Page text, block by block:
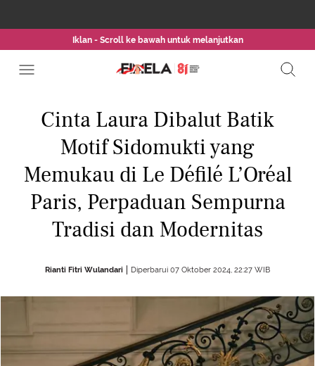
Iklan - Scroll ke bawah untuk melanjutkan
Cinta Laura Dibalut Batik
Motif Sidomukti yang
Memukau di Le Défilé L’Oréal
Paris, Perpaduan Sempurna
Tradisi dan Modernitas
Rianti Fitri Wulandari Diperbarui 07 Oktober 2024, 22:27 WIB